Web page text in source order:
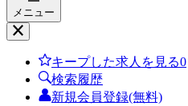
メニュー
キープした求人を見る0
検索履歴
新規会員登録(無料)